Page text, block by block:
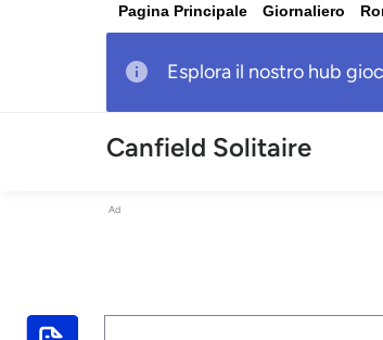
Pagina Principale Giornaliero
Esplora il nostro hub
Canfield Solitaire
Ad